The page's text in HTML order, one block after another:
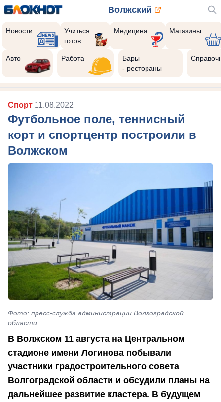
Волжский
Новости
Учиться
готов
Медицина Магазины
Авто Работа
Бары
- рестораны
Спорт 11.08.2022
Футбольное поле, теннисный
корт и спортцентр построили в
Волжском
Фото: пресс-служба администрации Волгоградской
области
В Волжском 11 августа на Центральном
стадионе имени Логинова побывали
участники градостроительного совета
Волгоградской области и обсудили планы на
дальнейшее развитие кластера. В будущем
Реклама закроется через: